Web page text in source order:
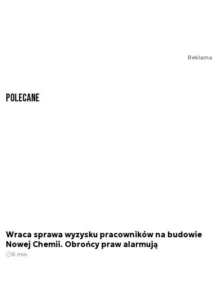
Reklama
Polecane
Wraca sprawa wyzysku pracowników na budowie
Nowej Chemii. Obrońcy praw alarmują
6 min.